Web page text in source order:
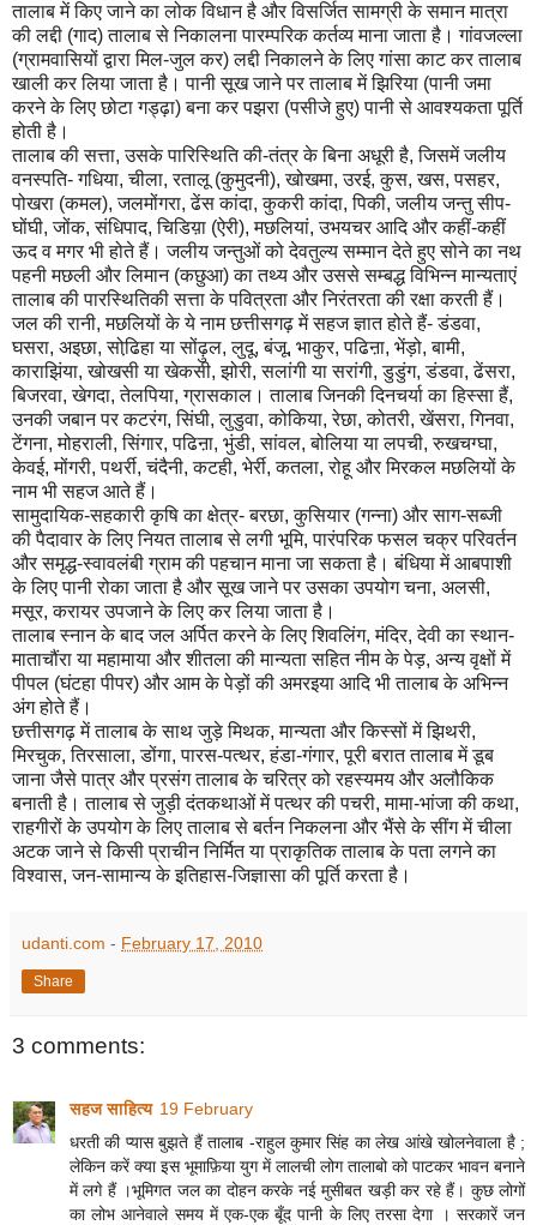
तालाब में किए जाने का लोक विधान है और विसर्जित सामग्री के समान मात्रा
की लद्दी (गाद) तालाब से निकालना पारम्परिक कर्तव्य माना जाता है। गांवजल्ला
(ग्रामवासियों द्वारा मिल-जुल कर) लद्दी निकालने के लिए गांसा काट कर तालाब
खाली कर लिया जाता है। पानी सूख जाने पर तालाब में झिरिया (पानी जमा
करने के लिए छोटा गड्ढ़ा) बना कर पझरा (पसीजे हुए) पानी से आवश्यकता पूर्ति
होती है।
तालाब की सत्ता, उसके पारिस्थिति की-तंत्र के बिना अधूरी है, जिसमें जलीय
वनस्पति- गधिया, चीला, रतालू (कुमुदनी), खोखमा, उरई, कुस, खस, पसहर,
पोखरा (कमल), जलमोंगरा, ढेंस कांदा, कुकरी कांदा, पिकी, जलीय जन्तु सीप-
घोंघी, जोंक, संधिपाद, चिडिय़ा (ऐरी), मछलियां, उभयचर आदि और कहीं-कहीं
ऊद व मगर भी होते हैं। जलीय जन्तुओं को देवतुल्य सम्मान देते हुए सोने का नथ
पहनी मछली और लिमान (कछुआ) का तथ्य और उससे सम्बद्ध विभिन्न मान्यताएं
तालाब की पारस्थितिकी सत्ता के पवित्रता और निरंतरता की रक्षा करती हैं।
जल की रानी, मछलियों के ये नाम छत्तीसगढ़ में सहज ज्ञात होते हैं- डंडवा,
घसरा, अइछा, सोढि़हा या सोंढ़ुल, लुदू, बंजू, भाकुर, पढिऩा, भेंड़ो, बामी,
काराझिंया, खोखसी या खेकसी, झोरी, सलांगी या सरांगी, डुडुंग, डंडवा, ढेंसरा,
बिजरवा, खेगदा, तेलपिया, ग्रासकाल। तालाब जिनकी दिनचर्या का हिस्सा हैं,
उनकी जबान पर कटरंग, सिंघी, लुडुवा, कोकिया, रेछा, कोतरी, खेंसरा, गिनवा,
टेंगना, मोहराली, सिंगार, पढिऩा, भुंडी, सांवल, बोलिया या लपची, रुखचग्घा,
केवई, मोंगरी, पथर्री, चंदैनी, कटही, भेर्री, कतला, रोहू और मिरकल मछलियों के
नाम भी सहज आते हैं।
सामुदायिक-सहकारी कृषि का क्षेत्र- बरछा, कुसियार (गन्ना) और साग-सब्जी
की पैदावार के लिए नियत तालाब से लगी भूमि, पारंपरिक फसल चक्र परिवर्तन
और समृद्ध-स्वावलंबी ग्राम की पहचान माना जा सकता है। बंधिया में आबपाशी
के लिए पानी रोका जाता है और सूख जाने पर उसका उपयोग चना, अलसी,
मसूर, करायर उपजाने के लिए कर लिया जाता है।
तालाब स्नान के बाद जल अर्पित करने के लिए शिवलिंग, मंदिर, देवी का स्थान-
माताचौंरा या महामाया और शीतला की मान्यता सहित नीम के पेड़, अन्य वृक्षों में
पीपल (घंटहा पीपर) और आम के पेड़ों की अमरइया आदि भी तालाब के अभिन्न
अंग होते हैं।
छत्तीसगढ़ में तालाब के साथ जुड़े मिथक, मान्यता और किस्सों में झिथरी,
मिरचुक, तिरसाला, डोंगा, पारस-पत्थर, हंडा-गंगार, पूरी बरात तालाब में डूब
जाना जैसे पात्र और प्रसंग तालाब के चरित्र को रहस्यमय और अलौकिक
बनाती है। तालाब से जुड़ी दंतकथाओं में पत्थर की पचरी, मामा-भांजा की कथा,
राहगीरों के उपयोग के लिए तालाब से बर्तन निकलना और भैंसे के सींग में चीला
अटक जाने से किसी प्राचीन निर्मित या प्राकृतिक तालाब के पता लगने का
विश्वास, जन-सामान्य के इतिहास-जिज्ञासा की पूर्ति करता है।
udanti.com - February 17, 2010
Share
3 comments:
सहज साहित्य 19 February
धरती की प्यास बुझते हैं तालाब -राहुल कुमार सिंह का लेख आंखे खोलनेवाला है ;
लेकिन करें क्या इस भूमाफ़िया युग में लालची लोग तालाबो को पाटकर भावन बनाने
में लगे हैं ।भूमिगत जल का दोहन करके नई मुसीबत खड़ी कर रहे हैं। कुछ लोगों
का लोभ आनेवाले समय में एक-एक बूँद पानी के लिए तरसा देगा । सरकारें जन